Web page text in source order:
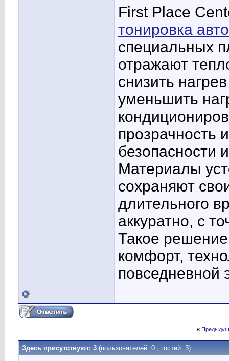
First Place
тонировка
специальных
отражают
снизить
уменьшить
прозрачность
безопасности
Материалы
сохраняют
длительного
аккуратно, с
Такое решение
комфорт,
повседневной
«
Здесь присутствуют: 3 (пользователей: 0 , гостей: 3)